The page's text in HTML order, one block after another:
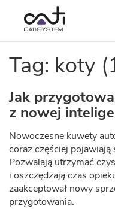
Tag: koty
Jak
z nowej
Nowoczesne kuwety
coraz częściej
Pozwalają utrzymać
i oszczędzają czas
zaakceptował nowy
przygotowania.